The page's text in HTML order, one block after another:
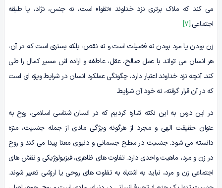
می کند که ملاک برتری نزد خداوند «تقوا» است، نه جنس، نژاد، یا طبقه
اجتماعی.[7]
زن بودن یا مرد بودن نه فضیلت است و نه نقص، بلکه بستری است که در آن،
هر انسان می تواند با عمل صالح، عقل، عاطفه و اراده اش مسیر کمال را طی
کند. آنچه نزد خداوند اعتبار دارد، چگونگی عملکرد انسان در شرایط ویژه ای است
که در آن قرار گرفته، نه خود آن شرایط.
در این درس به این نکته اشاره کردیم که در انسان شناسی اسلامی، روح به
عنوان حقیقت الهی و مجرد از هرگونه ویژگی مادی از جمله جنسیت، منزه
دانسته می شود. جنسیت در سطح جسمانی و دنیوی معنا پیدا می کند و روح
در زن و مرد، ماهیت واحدی دارد. تفاوت های ظاهری، فیزیولوژیکی و نقش های
اجتماعی زن و مرد، نباید به اشتباه به تفاوت های روحی یا ارزشی تعبیر شوند.